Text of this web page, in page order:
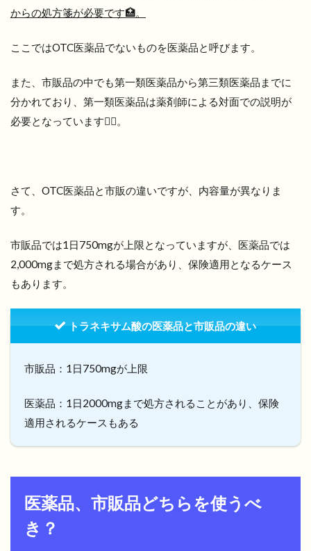
からの処方箋が必要です🏥。
ここではOTC医薬品でないものを医薬品と呼びます。
また、市販品の中でも第一類医薬品から第三類医薬品までに
分かれており、第一類医薬品は薬剤師による対面での説明が
必要となっています👩‍⚕️。
さて、OTC医薬品と市販の違いですが、内容量が異なりま
す。
市販品では1日750mgが上限となっていますが、医薬品では
2,000mgまで処方される場合があり、保険適用となるケース
もあります。
トラネキサム酸の医薬品と市販品の違い
市販品：1日750mgが上限
医薬品：1日2000mgまで処方されることがあり、保険
適用されるケースもある
医薬品、市販品どちらを使うべ
き？